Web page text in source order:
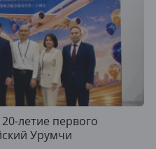
летие первого
Урумчи